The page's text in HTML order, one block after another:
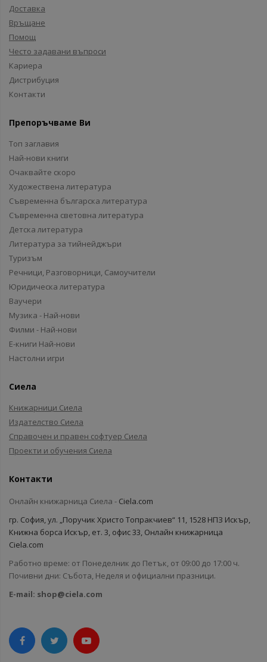
Доставка
Връщане
Помощ
Често задавани въпроси
Кариера
Дистрибуция
Контакти
Препоръчваме Ви
Топ заглавия
Най-нови книги
Очаквайте скоро
Художествена литература
Съвременна българска литература
Съвременна световна литература
Детска литература
Литература за тийнейджъри
Туризъм
Речници, Разговорници, Самоучители
Юридическа литература
Ваучери
Музика - Най-нови
Филми - Най-нови
Е-книги Най-нови
Настолни игри
Сиела
Книжарници Сиела
Издателство Сиела
Справочен и правен софтуер Сиела
Проекти и обучения Сиела
Контакти
Онлайн книжарница Сиела - Ciela.com
гр. София, ул. „Поручик Христо Топракчиев“ 11, 1528 НПЗ Искър,
Книжна борса Искър, ет. 3, офис 33, Онлайн книжарница
Ciela.com
Работно време: от Понеделник до Петък, от 09:00 до 17:00 ч.
Почивни дни: Събота, Неделя и официални празници.
E-mail: shop@ciela.com